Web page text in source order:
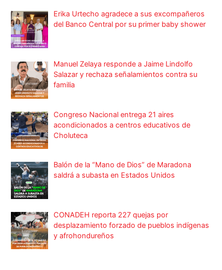
Erika Urtecho agradece a sus excompañeros
del Banco Central por su primer baby shower
Manuel Zelaya responde a Jaime Lindolfo
Salazar y rechaza señalamientos contra su
familia
Congreso Nacional entrega 21 aires
acondicionados a centros educativos de
Choluteca
Balón de la “Mano de Dios” de Maradona
saldrá a subasta en Estados Unidos
CONADEH reporta 227 quejas por
desplazamiento forzado de pueblos indígenas
y afrohondureños